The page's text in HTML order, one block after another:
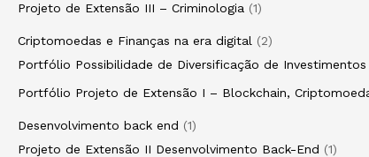
Projeto de Extensão III – Criminologia
1
Criptomoedas e Finanças na era digital
2
Portfólio Possibilidade de Diversificação de
Portfólio Projeto de Extensão I – Blockchain,
Desenvolvimento back end
1
Projeto de Extensão II Desenvolvimento Back-End
1